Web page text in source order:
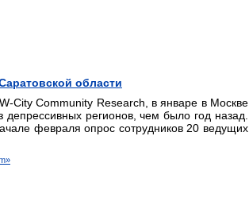
области
City Community Research, в январе в Москве
регионов, чем было год назад.
февраля опрос сотрудников 20 ведущих